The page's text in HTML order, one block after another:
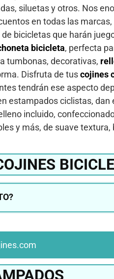
siluetas y otros. Nos
en todas las
bicicletas que harán
bicicleta, perfecta
tumbonas, decorativas,
Disfruta de tuscojines
tendrán ese aspecto
estampados ciclistas, dan
incluido,
y más, de suave